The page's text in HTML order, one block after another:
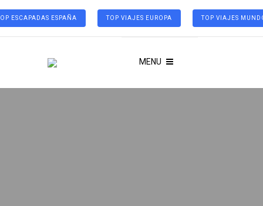
ESCAPADAS ESPAÑA TOP VIAJES EUROPA TOP VIAJES
MENU